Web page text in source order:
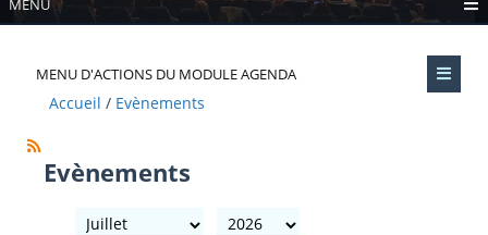
MENU
MENU D'ACTIONS DU MODULE AGENDA
Accueil Evènements
Evènements
mois année